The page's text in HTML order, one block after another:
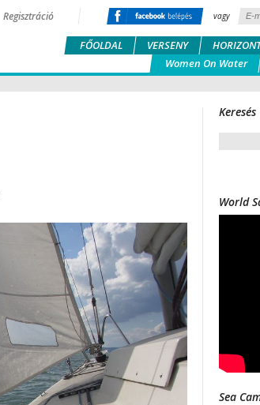
vagy
Regisztráció
FŐOLDAL VERSENY
Women On Water
Keresés
World
Sea